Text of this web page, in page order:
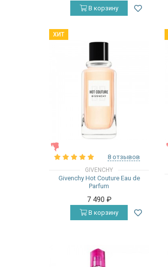
В корзину
ХИТ
8 отзывов
GIVENCHY
Givenchy Hot Couture Eau de
Parfum
7 490 ₽
В корзину